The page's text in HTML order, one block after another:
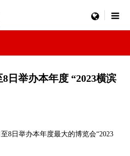
menu
日举办本年度 “2023横滨
8日举办本年度最大的博览会“2023